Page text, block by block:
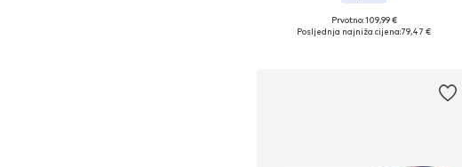
Dostupne veličine: Onesize
Prvotno: 109,99 €
Posljednja najniža cijena:79,47 €